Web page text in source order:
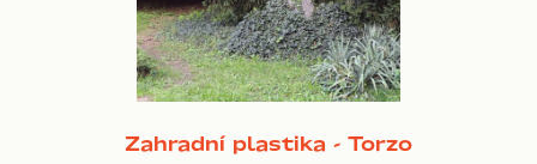
Zahradní plastika - Torzo